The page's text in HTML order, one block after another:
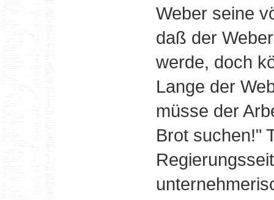
Weber seine
daß der
werde, doch
Lange der
müsse der
Brot suchen!"